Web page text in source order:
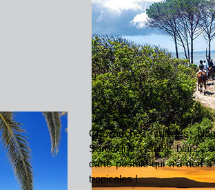
Chevauchez sur les
Sardaigne : sable blanc,
carte postale qui n'a rien
tropicales !